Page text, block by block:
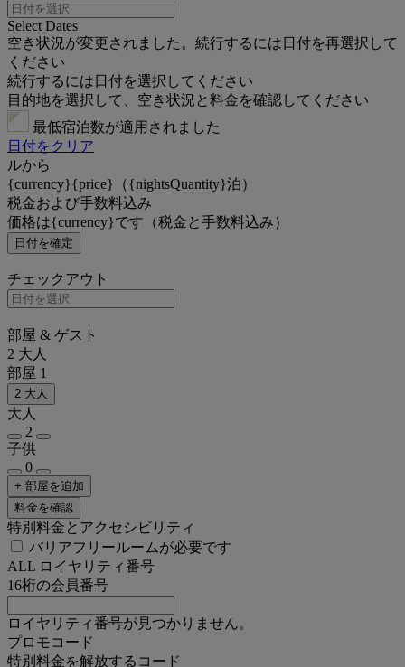
Select Dates
空き状況が変更されました。続行するには日付を再選択して
ください
続行するには日付を選択してください
目的地を選択して、空き状況と料金を確認してください
最低宿泊数が適用されました
日付をクリア
ルから
{currency}{price}（{nightsQuantity}泊）
税金および手数料込み
価格は{currency}です（税金と手数料込み）
日付を確定
チェックアウト
部屋 & ゲスト
2 大人
部屋 1
2 大人
大人
2
子供
0
+ 部屋を追加
料金を確認
特別料金とアクセシビリティ
バリアフリールームが必要です
ALL ロイヤリティ番号
16桁の会員番号
ロイヤリティ番号が見つかりません。
プロモコード
特別料金を解放するコード